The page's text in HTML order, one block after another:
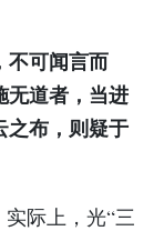
不可闻言而
无道者，当进
之布，则疑于
际上，光“三